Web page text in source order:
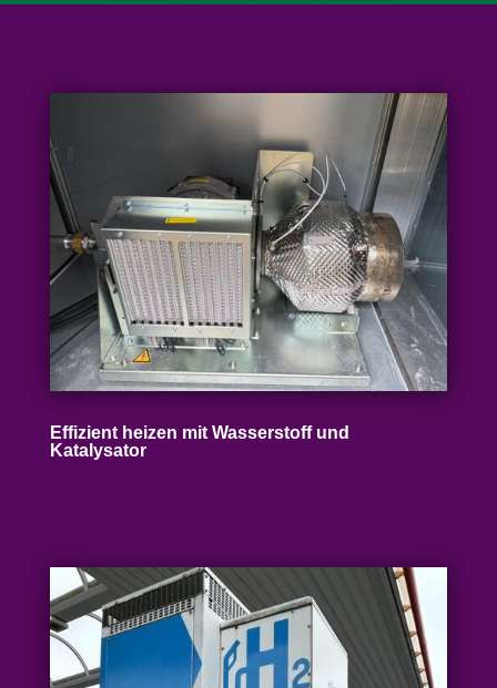
Effizient heizen mit Wasser­stoff und
Katalysator